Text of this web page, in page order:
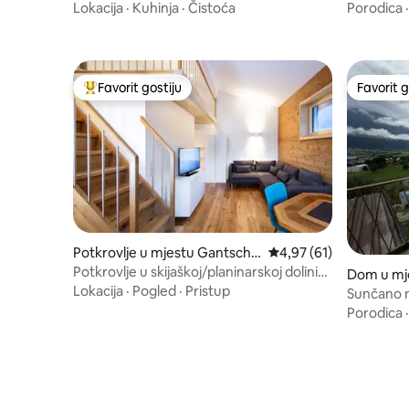
garaža, skijanje i priroda
Lokacija · Kuhinja · Čistoća
Porodica ·
Glavni favorit gostiju
Favorit gostiju
Potkrovlje u mjestu Gantschi
er
Prosječna ocjena:
4,97 (61)
Potkrovlje u skijaškoj/planinarskoj dolini
Montafon
Lokacija · Pogled · Pristup
Favorit
Favorit
Dom u
Sunčano
Porodica ·